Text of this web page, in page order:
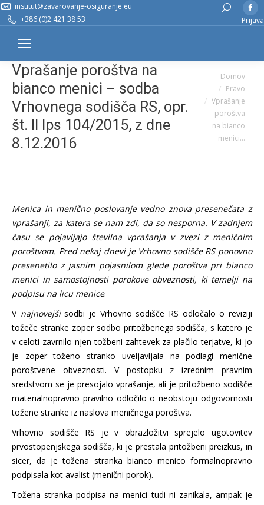
institut@zavarovanje-osiguranje.eu
+386 (0)2 421 38 53
Search:
Prijava
Vprašanje poroštva na
bianco menici – sodba
Vrhovnega sodišča RS, opr.
št. II Ips 104/2015, z dne
8.12.2016
You are here:
Domov
Pravo
Vprašanje
poroštva
na bianco
menici…
Menica in menično poslovanje vedno znova presenečata z
vprašanji, za katera se nam zdi, da so nesporna. V zadnjem
času se pojavljajo številna vprašanja v zvezi z meničnim
poroštvom. Pred nekaj dnevi je Vrhovno sodišče RS ponovno
presenetilo z jasnim pojasnilom glede poroštva pri bianco
menici in samostojnosti porokove obveznosti, ki temelji na
podpisu na licu menice.
V najnovejšisodbi je Vrhovno sodišče RS odločalo o reviziji
tožeče stranke zoper sodbo pritožbenega sodišča, s katero je
v celoti zavrnilo njen tožbeni zahtevek za plačilo terjatve, ki jo
je zoper toženo stranko uveljavljala na podlagi menične
poroštvene obveznosti. V postopku z izrednim pravnim
sredstvom se je presojalo vprašanje, ali je pritožbeno sodišče
materialnopravno pravilno odločilo o neobstoju odgovornosti
tožene stranke iz naslova meničnega poroštva.
Vrhovno sodišče RS je v obrazložitvi sprejelo ugotovitev
prvostopenjskega sodišča, ki je prestala pritožbeni preizkus, in
sicer, da je tožena stranka bianco menico formalnopravno
podpisala kot avalist (menični porok).
Tožena stranka podpisa na menici tudi ni zanikala, ampak je